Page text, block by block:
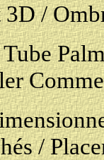
/
/